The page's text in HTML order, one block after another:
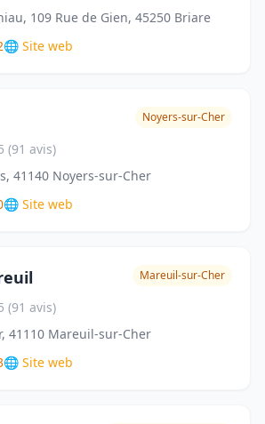
109 Rue de Gien, 45250 Briare
🌐 Site web
Noyers-sur-Cher
(91 avis)
41140 Noyers-sur-Cher
🌐 Site web
Mareuil-sur-Cher
(91 avis)
41110 Mareuil-sur-Cher
🌐 Site web